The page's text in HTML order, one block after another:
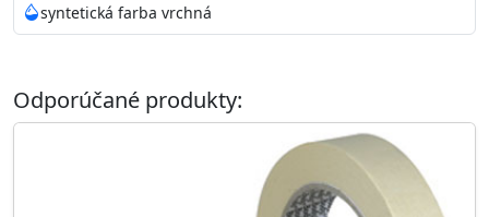
syntetická farba vrchná
Odporúčané produkty: